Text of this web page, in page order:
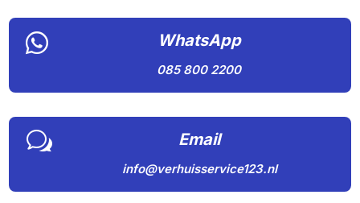
 WhatsApp
085 800 2200
w Email
info@verhuisservice123.nl